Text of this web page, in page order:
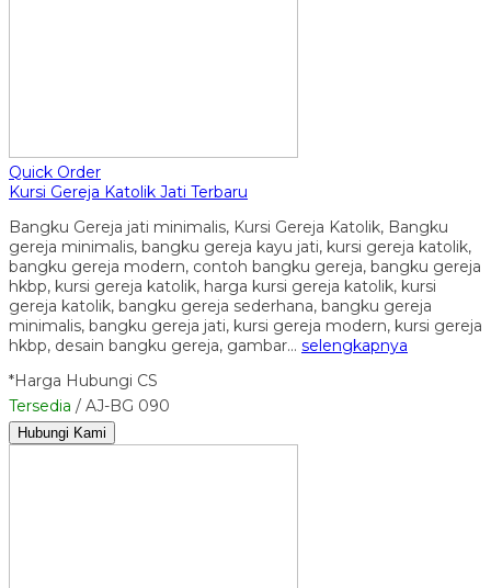
Quick Order
Kursi Gereja Katolik Jati Terbaru
Bangku Gereja jati minimalis, Kursi Gereja Katolik, Bangku
gereja minimalis, bangku gereja kayu jati, kursi gereja katolik,
bangku gereja modern, contoh bangku gereja, bangku gereja
hkbp, kursi gereja katolik, harga kursi gereja katolik, kursi
gereja katolik, bangku gereja sederhana, bangku gereja
minimalis, bangku gereja jati, kursi gereja modern, kursi gereja
hkbp, desain bangku gereja, gambar… selengkapnya
*Harga Hubungi CS
Tersedia / AJ-BG 090
Hubungi Kami